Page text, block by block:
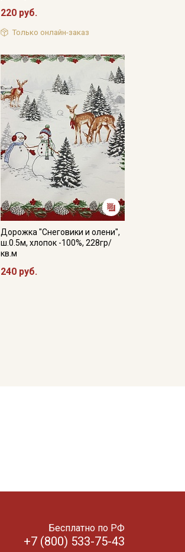
220 руб.
Только онлайн-заказ
Дорожка "Снеговики и олени",
ш.0.5м, хлопок -100%, 228гр/
кв.м
240 руб.
Бесплатно по РФ
+7 (800) 533-75-43